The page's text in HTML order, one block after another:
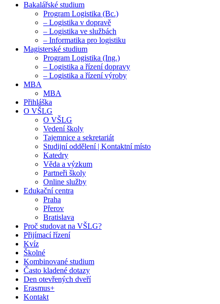
Bakalářské studium
Program Logistika (Bc.)
– Logistika v dopravě
– Logistika ve službách
– Informatika pro logistiku
Magisterské studium
Program Logistika (Ing.)
– Logistika a řízení dopravy
– Logistika a řízení výroby
MBA
MBA
Přihláška
O VŠLG
O VŠLG
Vedení školy
Tajemnice a sekretariát
Studijní oddělení | Kontaktní místo
Katedry
Věda a výzkum
Partneři školy
Online služby
Edukační centra
Praha
Přerov
Bratislava
Proč studovat na VŠLG?
Přijímací řízení
Kvíz
Školné
Kombinované studium
Často kladené dotazy
Den otevřených dveří
Erasmus+
Kontakt